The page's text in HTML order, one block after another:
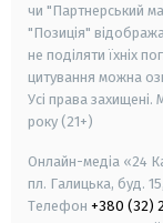
чи "Партнерський
"Позиція"
не поділяти їхніх
цитування можна
Усі права захищені.
року (21+)
Онлайн-медіа «24
пл. Галицька, буд.
Телефон +380 (32)